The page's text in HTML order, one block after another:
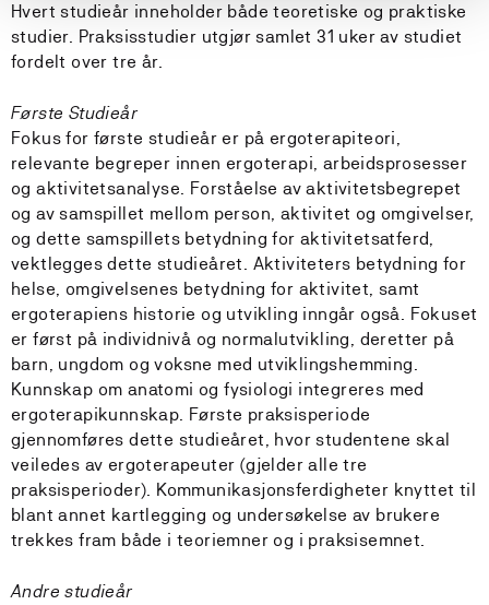
Hvert studieår inneholder både teoretiske og praktiske
studier. Praksisstudier utgjør samlet 31 uker av studiet
fordelt over tre år.
Første Studieår
Fokus for første studieår er på ergoterapiteori,
relevante begreper innen ergoterapi, arbeidsprosesser
og aktivitetsanalyse. Forståelse av aktivitetsbegrepet
og av samspillet mellom person, aktivitet og omgivelser,
og dette samspillets betydning for aktivitetsatferd,
vektlegges dette studieåret. Aktiviteters betydning for
helse, omgivelsenes betydning for aktivitet, samt
ergoterapiens historie og utvikling inngår også. Fokuset
er først på individnivå og normalutvikling, deretter på
barn, ungdom og voksne med utviklingshemming.
Kunnskap om anatomi og fysiologi integreres med
ergoterapikunnskap. Første praksisperiode
gjennomføres dette studieåret, hvor studentene skal
veiledes av ergoterapeuter (gjelder alle tre
praksisperioder). Kommunikasjonsferdigheter knyttet til
blant annet kartlegging og undersøkelse av brukere
trekkes fram både i teoriemner og i praksisemnet.
Andre studieår